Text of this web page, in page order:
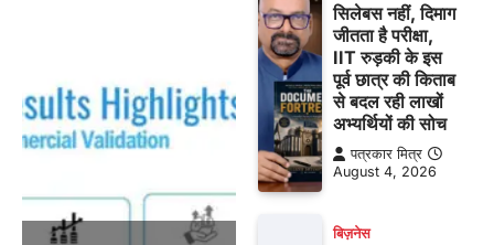
सिलेबस नहीं, दिमाग
जीतता है परीक्षा,
IIT रुड़की के इस
पूर्व छात्र की किताब
से बदल रही लाखों
अभ्यर्थियों की सोच
पत्रकार मित्र
August 4, 2026
बिज़नेस